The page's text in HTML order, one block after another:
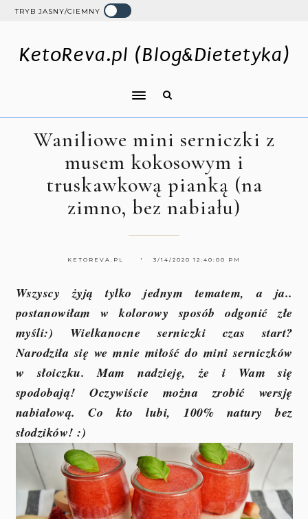
TRYB JASNY/CIEMNY
KetoReva.pl (Blog&Dietetyka)
Waniliowe mini serniczki z
musem kokosowym i
truskawkową pianką (na
zimno, bez nabiału)
KETOREVA.PL 3/14/2020 12:40:00 PM
Wszyscy żyją tylko jednym tematem, a ja..
postanowiłam w kolorowy sposób odgonić złe
myśli:) Wielkanocne serniczki czas start?
Narodziła się we mnie miłość do mini serniczków
w słoiczku. Mam nadzieję, że i Wam się
spodobają! Oczywiście można zrobić wersję
nabiałową. Co kto lubi, 100% natury bez
słodzików! :)